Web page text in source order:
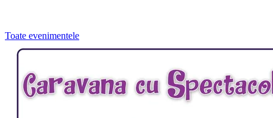
Toate evenimentele